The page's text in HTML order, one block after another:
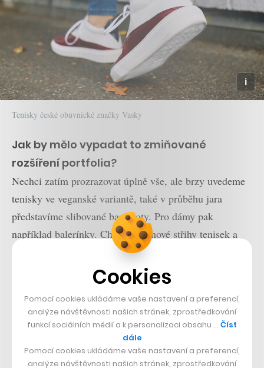
Tenisky české obuvnické značky Vasky
Jak by mělo vypadat to zmiňované
rozšíření portfolia?
Nechci zatím prozrazovat úplně vše, ale brzy uvedeme
tenisky ve veganské variantě, také v průběhu jara
představíme slibované barefooty. Pro dámy pak
například balerínky. Chystáme i nové střihy tenisek a
pár doplňků, brzy vydáme například náš první batoh. A
připravujeme několik kolaborací s různými českými
A také už dlouho přemýšlíme o zapojení dalších
materiálů do výroby přemýšlíme dlouho, ať už z
hlediska cenové dostupnosti, výrobních kapacit, nebo ve
Cookies
Pomocí cookies ukládáme vaše nastavení a preferencí,
analýze návštěvnosti našich stránek, zprostředkování
funkcí sociálních médií a k personalizaci obsahu … Číst
dále
Pomocí cookies ukládáme vaše nastavení a preferencí,
analýze návštěvnosti našich stránek, zprostředkování